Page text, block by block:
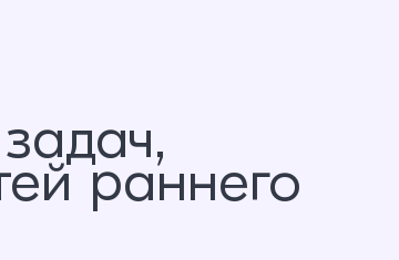
раннего